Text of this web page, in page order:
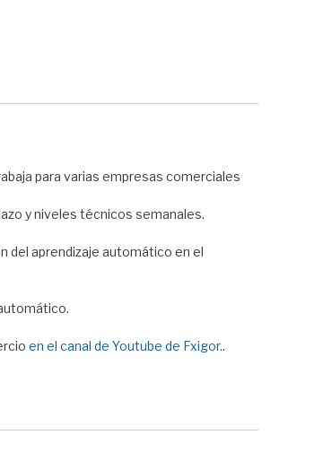
para varias empresas comerciales
y niveles técnicos semanales.
del aprendizaje automático en el
en el canal de Youtube de Fxigor..